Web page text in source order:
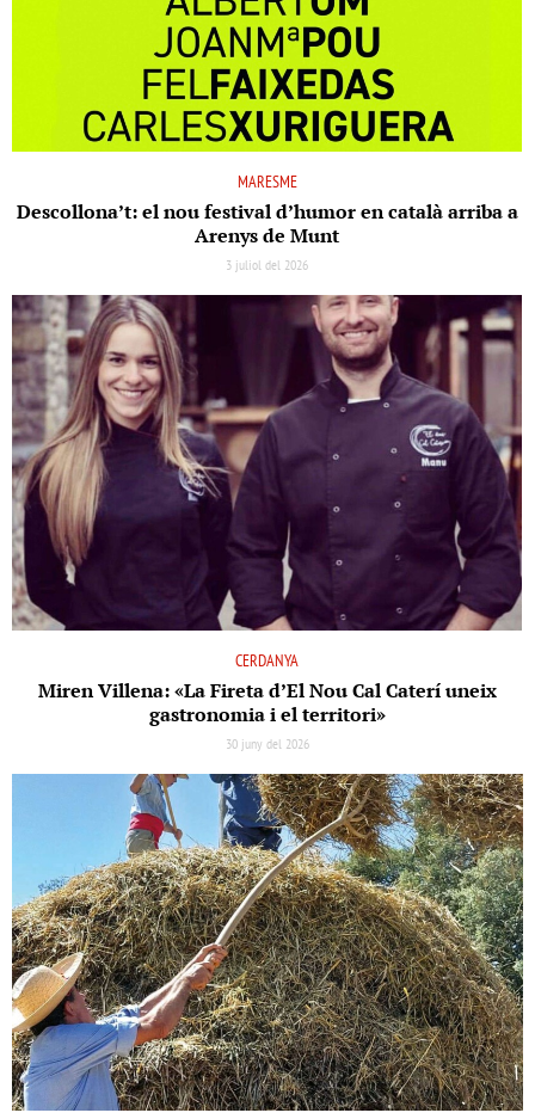
MARESME
Descollona’t: el nou festival d’humor en català arriba a
Arenys de Munt
3 juliol del 2026
CERDANYA
Miren Villena: «La Fireta d’El Nou Cal Caterí uneix
gastronomia i el territori»
30 juny del 2026